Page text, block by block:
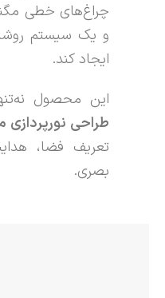
چراغ‌های خطی
و یک سیستم
ایجاد کند.
این محصول
طراحی نورپردازی
تعریف فضا،
بصری.